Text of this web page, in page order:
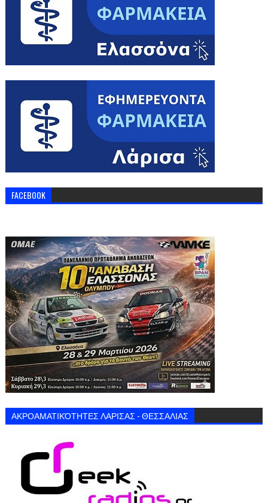
FACEBOOK
ΑΚΡΟΑΜΑΤΙΚΌΤΗΤΕΣ ΛΑΡΙΣΑΣ - ΘΕΣΣΑΛΙΑΣ